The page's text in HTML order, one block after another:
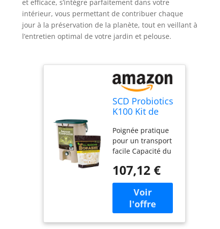
et efficace, s’intègre parfaitement dans votre
intérieur, vous permettant de contribuer chaque
jour à la préservation de la planète, tout en veillant à
l’entretien optimal de votre jardin et pelouse.
SCD Probiotics
K100 Kit de
d'intérieur
Toutes
Saisons, Seau
bokashi, Jardin,
pelouse,
Entretien
Poignée pratique
pour un transport
facile Capacité du
0,67 pieds cubes,
18,8 ml Couvercle
hermétique pour
une fermentation
et une
décomposition
107,12 €